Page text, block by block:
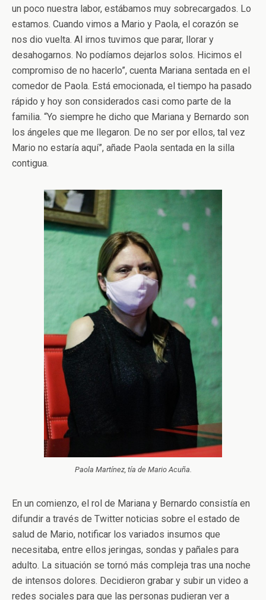
un poco nuestra labor, estábamos muy sobrecargados. Lo
estamos. Cuando vimos a Mario y Paola, el corazón se
nos dio vuelta. Al irnos tuvimos que parar, llorar y
desahogarnos. No podíamos dejarlos solos. Hicimos el
compromiso de no hacerlo”, cuenta Mariana sentada en el
comedor de Paola. Está emocionada, el tiempo ha pasado
rápido y hoy son considerados casi como parte de la
familia. “Yo siempre he dicho que Mariana y Bernardo son
los ángeles que me llegaron. De no ser por ellos, tal vez
Mario no estaría aquí”, añade Paola sentada en la silla
contigua.
Paola Martínez, tía de Mario Acuña.
En un comienzo, el rol de Mariana y Bernardo consistía en
difundir a través de Twitter noticias sobre el estado de
salud de Mario, notificar los variados insumos que
necesitaba, entre ellos jeringas, sondas y pañales para
adulto. La situación se tornó más compleja tras una noche
de intensos dolores. Decidieron grabar y subir un video a
redes sociales para que las personas pudieran ver a